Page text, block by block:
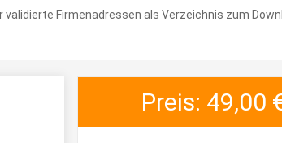
Firmenadressen als Verzeichnis zum
Preis: 49,00